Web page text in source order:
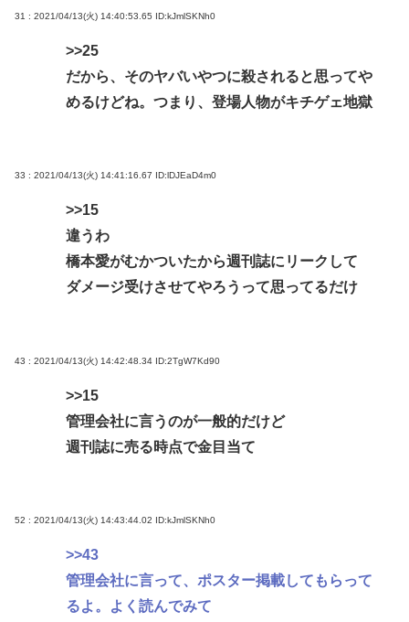
31 : 2021/04/13(火) 14:40:53.65 ID:kJmlSKNh0
>>25
だから、そのヤバいやつに殺されると思ってや
めるけどね。つまり、登場人物がキチゲェ地獄
33 : 2021/04/13(火) 14:41:16.67 ID:lDJEaD4m0
>>15
違うわ
橋本愛がむかついたから週刊誌にリークして
ダメージ受けさせてやろうって思ってるだけ
43 : 2021/04/13(火) 14:42:48.34 ID:2TgW7Kd90
>>15
管理会社に言うのが一般的だけど
週刊誌に売る時点で金目当て
52 : 2021/04/13(火) 14:43:44.02 ID:kJmlSKNh0
>>43
管理会社に言って、ポスター掲載してもらって
るよ。よく読んでみて